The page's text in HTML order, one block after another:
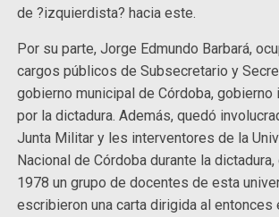
de ?izquierdista? hacia este.
Por su parte, Jorge Edmundo Barbará,
cargos públicos de Subsecretario y
gobierno municipal de Córdoba, gobierno
por la dictadura. Además, quedó
Junta Militar y les interventores de la
Nacional de Córdoba durante la dictadura,
1978 un grupo de docentes de esta
escribieron una carta dirigida al entonces